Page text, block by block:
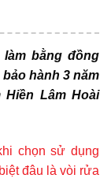
làm bằng đồng
hành 3 năm
Lâm Hoài
chọn sử dụng
đâu là vòi rửa